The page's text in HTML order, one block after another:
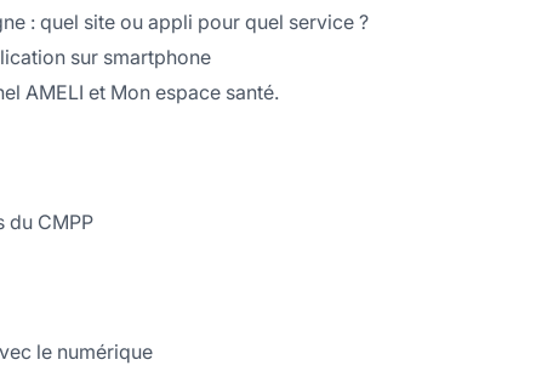
: quel site ou appli pour quel service ?
sur smartphone
AMELI et Mon espace santé.
du CMPP
le numérique